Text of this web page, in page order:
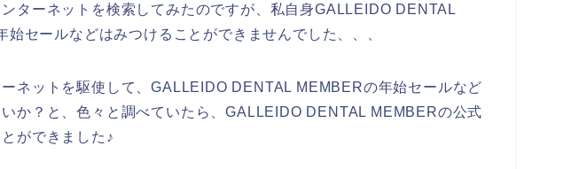
ターネットを検索してみたのですが、私自身GALLEIDO DENTAL
始セールなどはみつけることができませんでした、、、
ネットを駆使して、GALLEIDO DENTAL MEMBERの年始セールなど
か？と、色々と調べていたら、GALLEIDO DENTAL MEMBERの公式
ができました♪